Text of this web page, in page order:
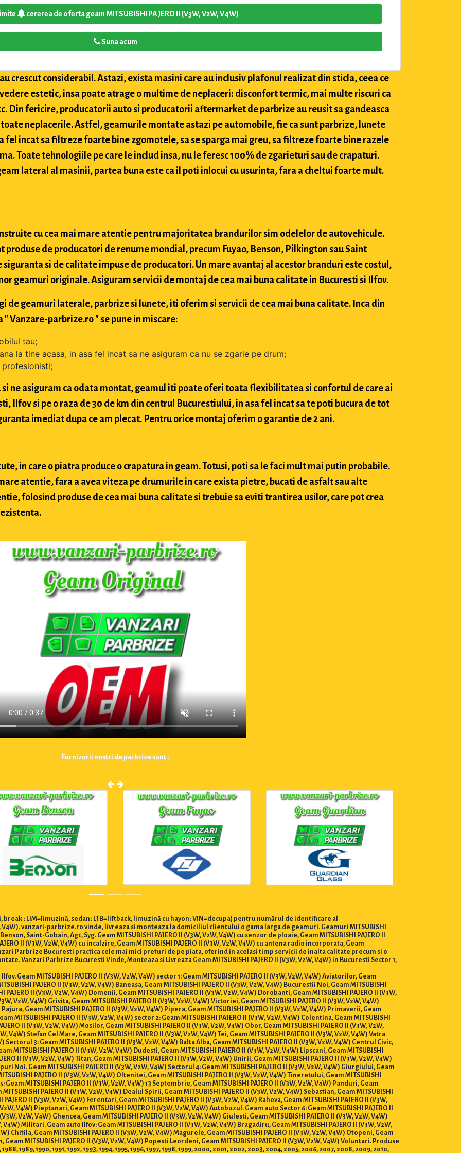
cererea de oferta geam MITSUBISHI PAJERO II (V3W, V2W, V4W)
Suna acum
crescut considerabil. Astazi, exista masini care au inclusiv plafonul realizat din sticla, ceea ce
estetic, insa poate atrage o multime de neplaceri: disconfort termic, mai multe riscuri ca
Din fericire, producatorii auto si producatorii aftermarket de parbrize au reusit sa gandeasca
neplacerile. Astfel, geamurile montate astazi pe automobile, fie ca sunt parbrize, lunete
fel incat sa filtreze foarte bine zgomotele, sa se sparga mai greu, sa filtreze foarte bine razele
Toate tehnologiile pe care le includ insa, nu le feresc 100% de zgarieturi sau de crapaturi.
lateral al masinii, partea buna este ca il poti inlocui cu usurinta, fara a cheltui foarte mult.
cu cea mai mare atentie pentru majoritatea brandurilor sim odelelor de autovehicule.
produse de producatori de renume mondial, precum Fuyao, Benson, Pilkington sau Saint
si de calitate impuse de producatori. Un mare avantaj al acestor branduri este costul,
geamuri originale. Asiguram servicii de montaj de cea mai buna calitate in Bucuresti si Ilfov.
de geamuri laterale, parbrize si lunete, iti oferim si servicii de cea mai buna calitate. Inca din
Vanzare-parbrize.ro " se pune in miscare:
tau;
la tine acasa, in asa fel incat sa ne asiguram ca nu se zgarie pe drum;
ne asiguram ca odata montat, geamul iti poate oferi toata flexibilitatea si confortul de care ai
Ilfov si pe o raza de 30 de km din centrul Bucurestiului, in asa fel incat sa te poti bucura de tot
imediat dupa ce am plecat. Pentru orice montaj oferim o garantie de 2 ani.
in care o piatra produce o crapatura in geam. Totusi, poti sa le faci mult mai putin probabile.
atentie, fara a avea viteza pe drumurile in care exista pietre, bucati de asfalt sau alte
folosind produse de cea mai buna calitate si trebuie sa eviti trantirea usilor, care pot crea
Furnizorii nostri de parbrize sunt :
break ; LIM=limuzină, sedan; LTB=liftback, limuzină cu hayon; VIN=decupaj pentru numărul de identificare al
V4W). vanzari-parbrize.ro vinde, livreaza si monteaza la domiciliul clientului o gama larga de geamuri. Geamuri MITSUBISHI
Saint-Gobain, Agc, Syg. Geam MITSUBISHI PAJERO II (V3W, V2W, V4W) cu senzor de ploaie, Geam MITSUBISHI PAJERO II
II (V3W, V2W, V4W) cu incalzire, Geam MITSUBISHI PAJERO II (V3W, V2W, V4W) cu antena radio incorporata, Geam
Parbrize Bucuresti practica cele mai mici preturi de pe piata, oferind in acelasi timp servicii de inalta calitate precum si o
Vanzari Parbrize Bucuresti Vinde, Monteaza si Livreaza Geam MITSUBISHI PAJERO II (V3W, V2W, V4W) in Bucuresti Sector 1,
MITSUBISHI PAJERO II (V3W, V2W, V4W) sector 1: Geam MITSUBISHI PAJERO II (V3W, V2W, V4W) Aviatorilor, Geam
PAJERO II (V3W, V2W, V4W) Baneasa, Geam MITSUBISHI PAJERO II (V3W, V2W, V4W) Bucurestii Noi, Geam MITSUBISHI
PAJERO II (V3W, V2W, V4W) Domenii, Geam MITSUBISHI PAJERO II (V3W, V2W, V4W) Dorobanti, Geam MITSUBISHI PAJERO II (V3W,
V2W, V4W) Grivita, Geam MITSUBISHI PAJERO II (V3W, V2W, V4W) Victoriei, Geam MITSUBISHI PAJERO II (V3W, V2W, V4W)
Geam MITSUBISHI PAJERO II (V3W, V2W, V4W) Pipera, Geam MITSUBISHI PAJERO II (V3W, V2W, V4W) Primaverii, Geam
MITSUBISHI PAJERO II (V3W, V2W, V4W) sector 2: Geam MITSUBISHI PAJERO II (V3W, V2W, V4W) Colentina, Geam MITSUBISHI
II (V3W, V2W, V4W) Mosilor, Geam MITSUBISHI PAJERO II (V3W, V2W, V4W) Obor, Geam MITSUBISHI PAJERO II (V3W, V2W,
V4W) Stefan Cel Mare, Geam MITSUBISHI PAJERO II (V3W, V2W, V4W) Tei, Geam MITSUBISHI PAJERO II (V3W, V2W, V4W) Vatra
Sectorul 3: Geam MITSUBISHI PAJERO II (V3W, V2W, V4W) Balta Alba, Geam MITSUBISHI PAJERO II (V3W, V2W, V4W) Centrul Civic,
MITSUBISHI PAJERO II (V3W, V2W, V4W) Dudesti, Geam MITSUBISHI PAJERO II (V3W, V2W, V4W) Lipscani, Geam MITSUBISHI
II (V3W, V2W, V4W) Titan, Geam MITSUBISHI PAJERO II (V3W, V2W, V4W) Unirii, Geam MITSUBISHI PAJERO II (V3W, V2W, V4W)
Noi. Geam MITSUBISHI PAJERO II (V3W, V2W, V4W) Sectorul 4: Geam MITSUBISHI PAJERO II (V3W, V2W, V4W) Giurgiului, Geam
PAJERO II (V3W, V2W, V4W) Oltenitei, Geam MITSUBISHI PAJERO II (V3W, V2W, V4W) Tineretului, Geam MITSUBISHI
Geam MITSUBISHI PAJERO II (V3W, V2W, V4W) 13 Septembrie, Geam MITSUBISHI PAJERO II (V3W, V2W, V4W) Panduri, Geam
PAJERO II (V3W, V2W, V4W) Dealul Spirii, Geam MITSUBISHI PAJERO II (V3W, V2W, V4W) Sebastian, Geam MITSUBISHI
II (V3W, V2W, V4W) Ferentari, Geam MITSUBISHI PAJERO II (V3W, V2W, V4W) Rahova, Geam MITSUBISHI PAJERO II (V3W,
V4W) Pieptanari, Geam MITSUBISHI PAJERO II (V3W, V2W, V4W) Autobuzul. Geam auto Sector 6: Geam MITSUBISHI PAJERO II
V2W, V4W) Ghencea, Geam MITSUBISHI PAJERO II (V3W, V2W, V4W) Giulesti, Geam MITSUBISHI PAJERO II (V3W, V2W, V4W)
Militari. Geam auto Ilfov: Geam MITSUBISHI PAJERO II (V3W, V2W, V4W) Bragadiru, Geam MITSUBISHI PAJERO II (V3W, V2W,
Chitila, Geam MITSUBISHI PAJERO II (V3W, V2W, V4W) Magurele, Geam MITSUBISHI PAJERO II (V3W, V2W, V4W) Otopeni, Geam
Geam MITSUBISHI PAJERO II (V3W, V2W, V4W) Popesti Leordeni, Geam MITSUBISHI PAJERO II (V3W, V2W, V4W) Voluntari. Produse
1989, 1990, 1991, 1992, 1993, 1994, 1995, 1996, 1997, 1998, 1999, 2000, 2001, 2002, 2003, 2004, 2005, 2006, 2007, 2008, 2009, 2010,